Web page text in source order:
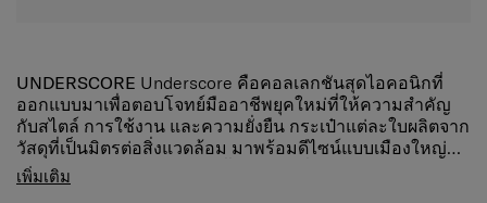
UNDERSCORE Underscore คือคอลเลกชันสุดไอคอนิกที่
ออกแบบมาเพื่อตอบโจทย์มืออาชีพยุคใหม่ที่ให้ความสำคัญ
กับสไตล์ การใช้งาน และความยั่งยืน กระเป๋าแต่ละใบผลิตจาก
วัสดุที่เป็นมิตรต่อสิ่งแวดล้อม มาพร้อมดีไซน์แบบเมืองใหญ่ที่
เรียบหรูและความแข็งแกร่งที่ใช้งานได้จริง โดดเด่นด้วยดีเทล
หัวเข็มขัดที่ได้แรงบันดาลใจจากเข็มขัดนิรภัยบนเครื่องบิน สื่อ
กระเป๋าใส่เหรียญขนาดเล็กที่เหมาะกับสิ่งของจําเป็นขนาดเล็ก
วิธีใช้:เป็นเสน่ห์ – ใช้แหวนเพื่อเกี่ยวเข้ากับ webbingเป็นคลิป
เพิ่มเติม